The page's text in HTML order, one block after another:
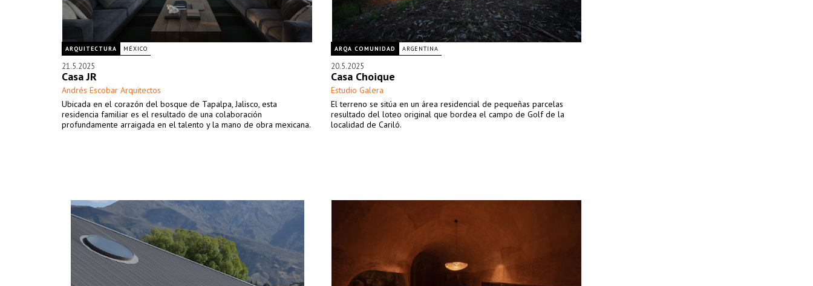
ARQUITECTURA MÉXICO
21.5.2025
Casa JR
Andrés Escobar Arquitectos
Ubicada en el corazón del bosque de Tapalpa, Jalisco, esta
residencia familiar es el resultado de una colaboración
profundamente arraigada en el talento y la mano de obra mexicana.
ARQA COMUNIDAD ARGENTINA
20.5.2025
Casa Choique
Estudio Galera
El terreno se sitúa en un área residencial de pequeñas parcelas
resultado del loteo original que bordea el campo de Golf de la
localidad de Cariló.